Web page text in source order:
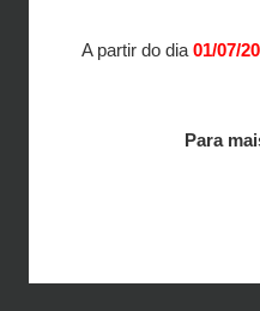
A partir do dia 01/07/
Para